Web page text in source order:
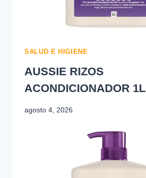
SALUD E HIGIENE
AUSSIE RIZOS
ACONDICIONADOR 1L
agosto 4, 2026